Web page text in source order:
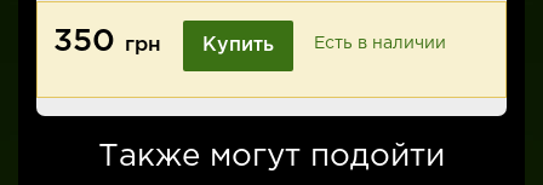
350 грн Купить Есть в наличии
Также могут подойти